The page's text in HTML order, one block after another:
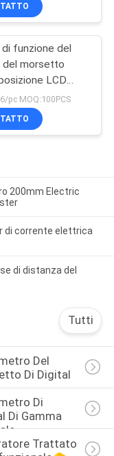
di funzione del
del morsetto
LCD
di perdita
bit correnti ed
CA di CA della
pc MOQ:100PCS
200mm Electric
di corrente elettrica
di distanza del
Tutti
Del
Di Digital
Di
Di Gamma
Trattato